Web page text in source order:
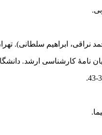
نراقی، ابراهیم سلطانی).
نامۀ کارشناسی ارشد.